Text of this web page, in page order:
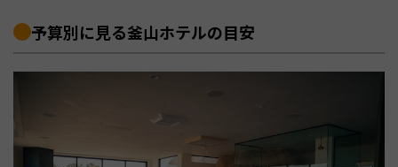
予算別に見る釜山ホテルの目安